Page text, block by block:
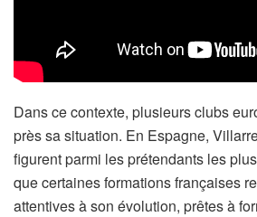
Dans ce contexte, plusieurs clubs
près sa situation. En Espagne,
figurent parmi les prétendants les
que certaines formations françaises
attentives à son évolution, prêtes à